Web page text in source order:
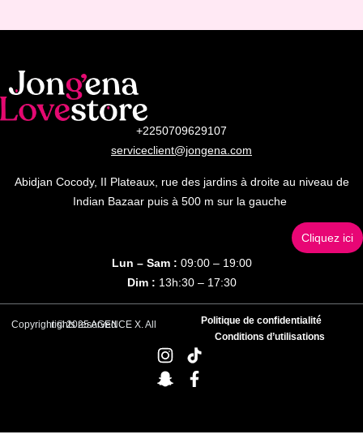
+2250709629107
serviceclient@jongena.com
Abidjan Cocody, II Plateaux, rue des jardins à droite au niveau de
Indian Bazaar puis à 500 m sur la gauche
Cliquez ici
Lun – Sam : 09:00 – 19:00
Dim : 13h:30 – 17:30
Copyright © 2025 AGENCE X. All rights reserved
Politique de confidentialité
Conditions d’utilisations